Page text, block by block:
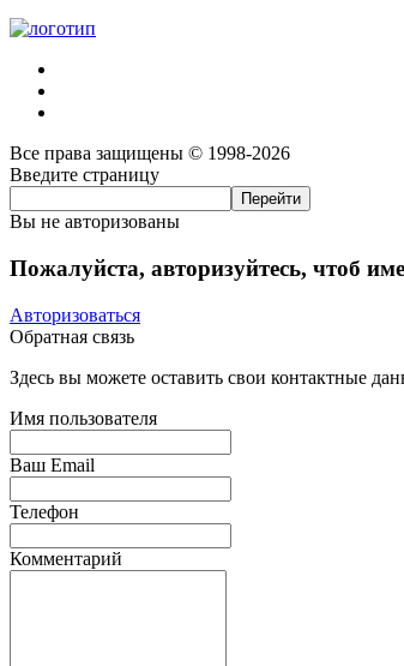
Все права защищены © 1998-2026
Введите страницу
Вы не авторизованы
Пожалуйста, авторизуйтесь, чтоб
Авторизоваться
Обратная связь
Здесь вы можете оставить свои контактные
Имя пользователя
Ваш Email
Телефон
Комментарий